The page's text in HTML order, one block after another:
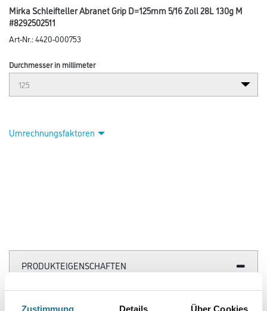
Zustimmung Details Über Cookies
Mirka Schleifteller Abranet Grip D=125mm 5/16 Zoll 28L 130g M
#8292502511
Art-Nr.:4420-000753
Durchmesser in millimeter
Umrechnungsfaktoren
PRODUKTEIGENSCHAFTEN